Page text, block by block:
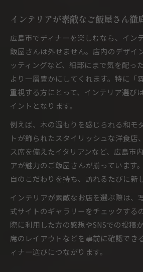
インテリアが素敵なご飯屋さん徹
広島市でディナーを楽しむなら、イン
飯屋さんは外せません。店内のデザイ
ッティングなど、細部にまで気を配っ
より一層豊かにしてくれます。特に「
重視する方にとって、インテリア選び
イントとなります。
例えば、木の温もりを感じられる和モ
トが飾られたスタイリッシュな洋食店
ス席を備えたイタリアンなど、広島市
アが魅力のご飯屋さんが揃っています
自のこだわりを持ち、訪れるたびに新
インテリアが素敵なお店を選ぶ際は、
式サイトのギャラリーをチェックする
際に利用した方の感想やSNSでの投稿
席のレイアウトなどを事前に確認でき
ィナー選びにつながります。